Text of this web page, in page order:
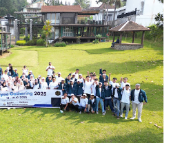
Terbaru & Kekinian: Sarae
ikonik dunia (Eiffel,
konsep 'keliling dunia dalam
pemandangan kebun teh
U, ditambah fasilitas glamping
: Konsep unik bertema jamur
cocok untuk suasana m...